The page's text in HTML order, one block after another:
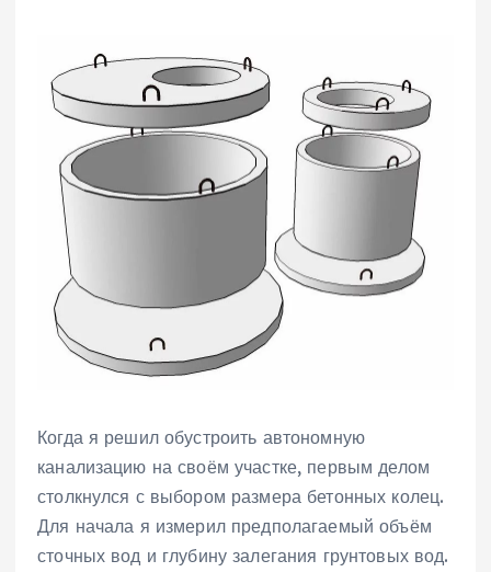
Когда я решил обустроить автономную
канализацию на своём участке‚ первым делом
столкнулся с выбором размера бетонных колец.
Для начала я измерил предполагаемый объём
сточных вод и глубину залегания грунтовых вод.